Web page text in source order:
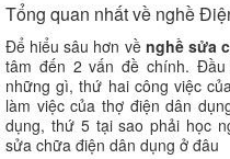
Tổng quan nhất về nghề
Để hiểu sâu hơn về nghề sửa
tâm đến 2 vấn đề chính.
những gì, thứ hai công việc
làm việc của thợ điện dân
dụng, thứ 5 tại sao phải học
sửa chữa điện dân dụng ở đâu